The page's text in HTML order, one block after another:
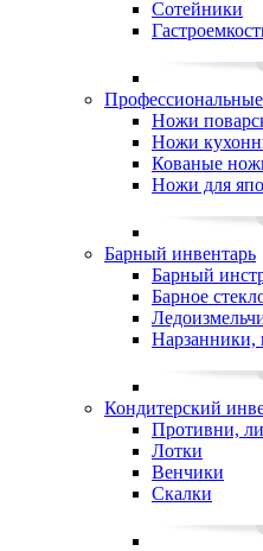
Сотейники
Ножи
Ножи
Кованые
Ножи для
Барный инвентарь
Барный
Барное
Нарзанники,
Кондитерский
Противни,
Лотки
Венчики
Скалки